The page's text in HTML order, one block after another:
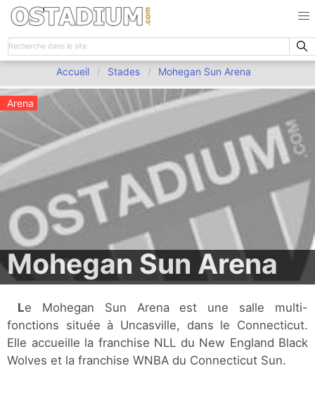
Accueil Stades Mohegan Sun Arena
Arena
Mohegan Sun Arena
Le Mohegan Sun Arena est une salle multi-
fonctions située à Uncasville, dans le Connecticut.
Elle accueille la franchise NLL du New England Black
Wolves et la franchise WNBA du Connecticut Sun.